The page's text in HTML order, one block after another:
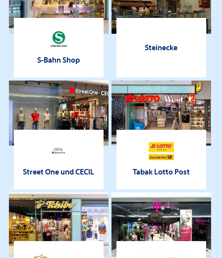
S-Bahn Shop
Steinecke
Street One und CECIL Tabak Lotto Post